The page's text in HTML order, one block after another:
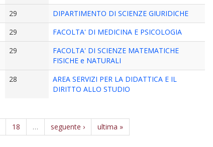
29
DIPARTIMENTO DI SCIENZE GIURIDICHE
29
FACOLTA' DI MEDICINA E PSICOLOGIA
29
FACOLTA' DI SCIENZE MATEMATICHE
FISICHE e NATURALI
28
AREA SERVIZI PER LA DIDATTICA E IL
DIRITTO ALLO STUDIO
18 … seguente › ultima »